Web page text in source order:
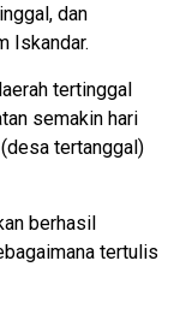
dan
Iskandar.
tertinggal
semakin hari
tertanggal)
berhasil
tertulis